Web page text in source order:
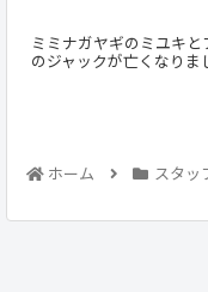
ミミナガヤギのミユキと
のジャックが亡くなりま
ホーム スタッ